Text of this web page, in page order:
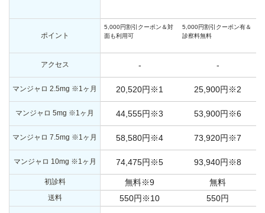
ポイント
5,000円割引クーポン＆対
面も利用可
5,000円割引クーポン有＆
診察料無料
アクセス - -
マンジャロ 2.5mg ※1ヶ月 20,520円※1 25,900円※2
マンジャロ 5mg ※1ヶ月 44,555円※3 53,900円※6
マンジャロ 7.5mg ※1ヶ月 58,580円※4 73,920円※7
マンジャロ 10mg ※1ヶ月 74,475円※5 93,940円※8
初診料 無料※9 無料
送料 550円※10 550円